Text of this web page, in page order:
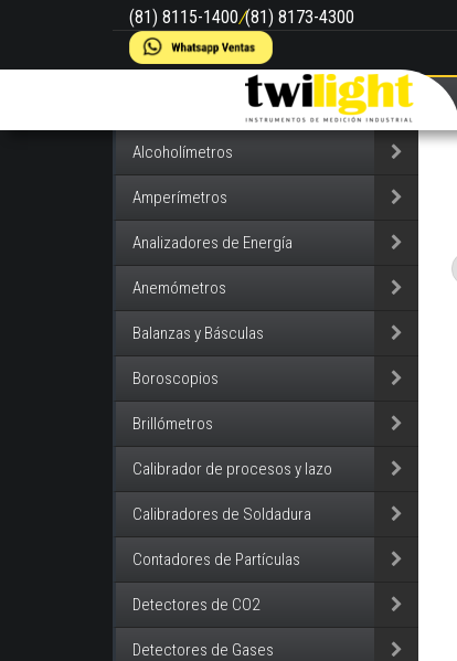
(81) 8115-1400/(81) 8173-4300
Alcoholímetros
Amperímetros
Analizadores de Energía
Anemómetros
Balanzas y Básculas
Boroscopios
Brillómetros
Calibrador de procesos y lazo
Calibradores de Soldadura
Contadores de Partículas
Detectores de CO2
Detectores de Gases